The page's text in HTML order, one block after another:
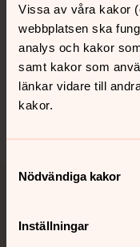
Vissa av våra kakor
webbplatsen ska
analys och kakor
samt kakor som
länkar vidare till
kakor.
Nödvändiga kakor
Inställningar
Hitta snabbt
Sociala kanaler
Akut samtals- och